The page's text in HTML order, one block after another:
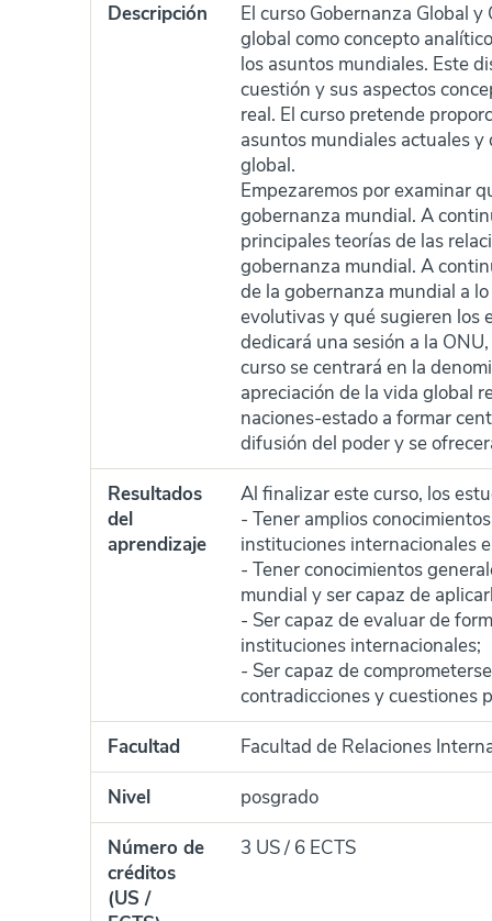
Descripción
El curso Gobernanza Global
global como concepto
los asuntos mundiales. Este
cuestión y sus aspectos
real. El curso pretende
asuntos mundiales actuales
global.
Empezaremos por examinar
gobernanza mundial. A
principales teorías de las
gobernanza mundial. A
de la gobernanza mundial a
evolutivas y qué sugieren los
dedicará una sesión a la
curso se centrará en la
apreciación de la vida global
naciones-estado a formar
difusión del poder y se
Resultados
del
aprendizaje
Al finalizar este curso, los
- Tener amplios
instituciones internacionales
- Tener conocimientos
mundial y ser capaz de
- Ser capaz de evaluar de
instituciones internacionales;
- Ser capaz de
contradicciones y cuestiones
Facultad
Facultad de Relaciones
Nivel
posgrado
Número de
créditos
(US /
3 US / 6 ECTS